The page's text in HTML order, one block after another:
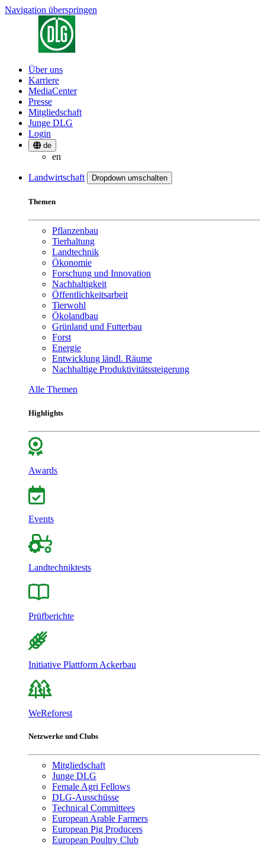
Navigation überspringen
Über uns
Karriere
MediaCenter
Presse
Mitgliedschaft
Junge DLG
Login
de
en
Landwirtschaft Dropdown umschalten
Themen
Pflanzenbau
Tierhaltung
Landtechnik
Ökonomie
Forschung und Innovation
Nachhaltigkeit
Öffentlichkeitsarbeit
Tierwohl
Ökolandbau
Grünland und Futterbau
Forst
Energie
Entwicklung ländl. Räume
Nachhaltige Produktivitätssteigerung
Alle Themen
Highlights
Awards
Events
Landtechniktests
Prüfberichte
Initiative Plattform Ackerbau
WeReforest
Netzwerke und Clubs
Mitgliedschaft
Junge DLG
Female Agri Fellows
DLG-Ausschüsse
Technical Committees
European Arable Farmers
European Pig Producers
European Poultry Club